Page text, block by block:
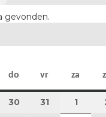
gevonden.
do donderdag
vr vrijdag
za
juli 2026
3030 juli 2026
31 31 juli 2026
11